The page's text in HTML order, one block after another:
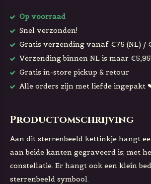
Op voorraad
Snel verzonden!
Gratis verzending vanaf €75 (NL) /
Verzending binnen NL is maar €5,95!
Gratis in-store pickup & retour
Alle orders zijn met liefde ingepakt
Productomschrijving
Aan dit sterrenbeeld kettinkje hangt
aan beide kanten gegraveerd is; met
constellatie. Er hangt ook een klein
sterrenbeeld symbool.